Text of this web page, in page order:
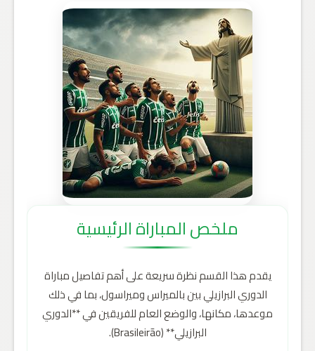
ملخص المباراة الرئيسية
يقدم هذا القسم نظرة سريعة على أهم تفاصيل مباراة
الدوري البرازيلي بين بالميراس وميراسول، بما في ذلك
موعدها، مكانها، والوضع العام للفريقين في **الدوري
البرازيلي** (Brasileirão).